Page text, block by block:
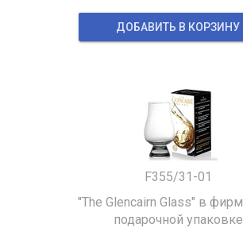
ДОБАВИТЬ В КОРЗИНУ
F355/31-01
"The Glencairn Glass" в
подарочной упаковке